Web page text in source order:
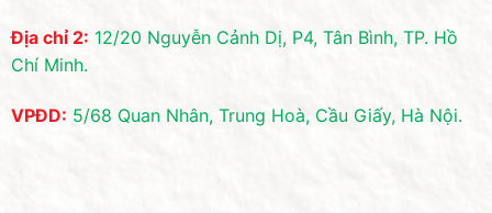
Địa chỉ 2: 12/20 Nguyễn Cảnh Dị, P4, Tân Bình, TP. Hồ
Chí Minh.
VPĐD: 5/68 Quan Nhân, Trung Hoà, Cầu Giấy, Hà Nội.